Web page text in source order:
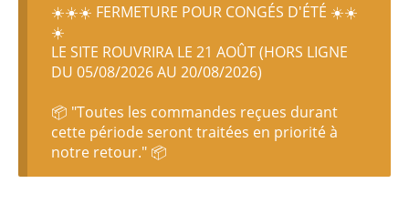
☀️☀️☀️ FERMETURE POUR CONGÉS D'ÉTÉ ☀️☀️
☀️
LE SITE ROUVRIRA LE 21 AOÛT (HORS LIGNE
DU 05/08/2026 AU 20/08/2026)
📦 "Toutes les commandes reçues durant
cette période seront traitées en priorité à
notre retour." 📦